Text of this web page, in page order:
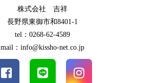
株式会社 吉祥
長野県東御市和8401-1
tel：0268-62-4589
mail：info@kissho-net.co.jp